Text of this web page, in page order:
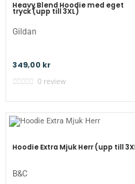
Heavy Blend Hoodie med eget
tryck (upp till 3XL)
Gildan
349,00 kr
0 review
Hoodie Extra Mjuk Herr (upp till
B&C